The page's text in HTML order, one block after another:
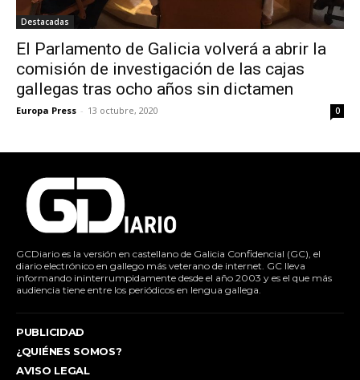
Destacadas
El Parlamento de Galicia volverá a abrir la
comisión de investigación de las cajas
gallegas tras ocho años sin dictamen
Europa Press - 13 octubre, 2020 0
GCDiario es la versión en castellano de Galicia Confidencial (GC), el
diario electrónico en gallego más veterano de internet. GC lleva
informando ininterrumpidamente desde el año 2003 y es el que más
audiencia tiene entre los periódicos en lengua gallega.
PUBLICIDAD
¿QUIÉNES SOMOS?
AVISO LEGAL